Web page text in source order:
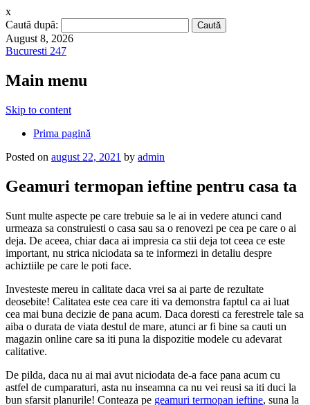
x
Caută după:
August 8, 2026
Bucuresti 247
Main menu
Skip to content
Prima pagină
Posted on august 22, 2021 by admin
Geamuri termopan ieftine pentru casa ta
Sunt multe aspecte pe care trebuie sa le ai in vedere atunci cand
urmeaza sa construiesti o casa sau sa o renovezi pe cea pe care o ai
deja. De aceea, chiar daca ai impresia ca stii deja tot ceea ce este
important, nu strica niciodata sa te informezi in detaliu despre
achiztiile pe care le poti face.
Investeste mereu in calitate daca vrei sa ai parte de rezultate
deosebite! Calitatea este cea care iti va demonstra faptul ca ai luat
cea mai buna decizie de pana acum. Daca doresti ca ferestrele tale sa
aiba o durata de viata destul de mare, atunci ar fi bine sa cauti un
magazin online care sa iti puna la dispozitie modele cu adevarat
calitative.
De pilda, daca nu ai mai avut niciodata de-a face pana acum cu
astfel de cumparaturi, asta nu inseamna ca nu vei reusi sa iti duci la
bun sfarsit planurile! Conteaza pe geamuri termopan ieftine, suna la